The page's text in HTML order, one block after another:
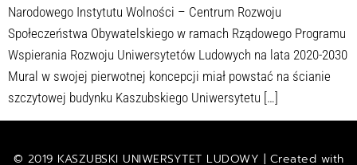
Narodowego Instytutu Wolności – Centrum Rozwoju
Społeczeństwa Obywatelskiego w ramach Rządowego Programu
Wspierania Rozwoju Uniwersytetów Ludowych na lata 2020-2030
Mural w swojej pierwotnej koncepcji miał powstać na ścianie
szczytowej budynku Kaszubskiego Uniwersytetu […]
© 2019 KASZUBSKI UNIWERSYTET LUDOWY | Created with